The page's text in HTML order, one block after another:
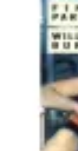
Stars du Basket
Performances
Joueurs et
Stars du Basket